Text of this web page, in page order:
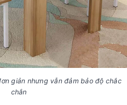
giản nhưng vẫn đảm bảo độ chắc
chắn